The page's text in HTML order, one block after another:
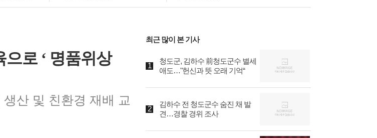
로 ‘ 명품위상
산 및 친환경 재배 교
최근 많이 본 기사
청도군, 김하수 前청도군수 별세
애도…"헌신과 뜻 오래 기억“
김하수 전 청도군수 숨진 채 발
견…경찰 경위 조사